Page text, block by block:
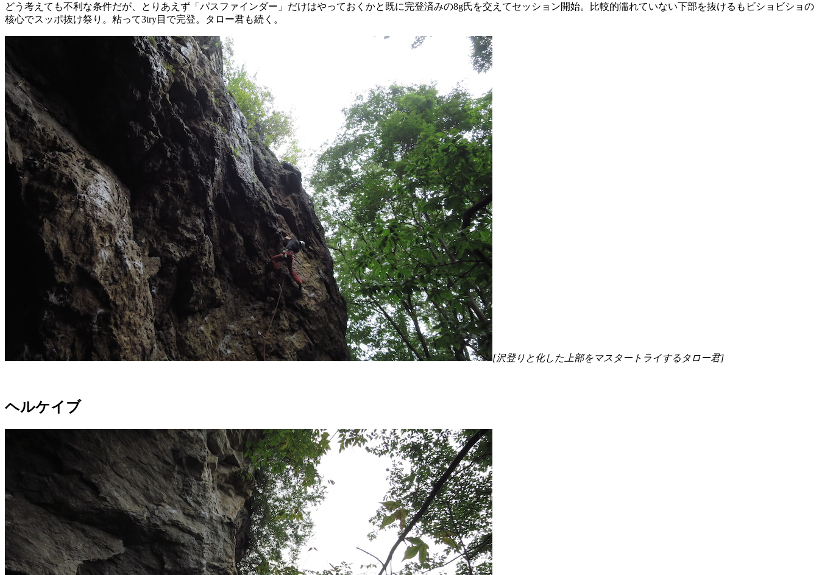
どう考えても不利な条件だが、とりあえず「パスファインダー」だけはやっておくかと既に完登済みの8g氏を交えてセッション開始。比較的濡れていない下部を抜けるもビショビショの
核心でスッポ抜け祭り。粘って3try目で完登。タロー君も続く。
[沢登りと化した上部をマスタートライするタロー君]
ヘルケイブ